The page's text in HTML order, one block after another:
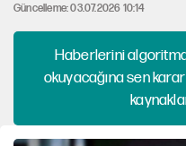
Güncelleme: 03.07.2026 10:14
Haberlerini
okuyacağına sen